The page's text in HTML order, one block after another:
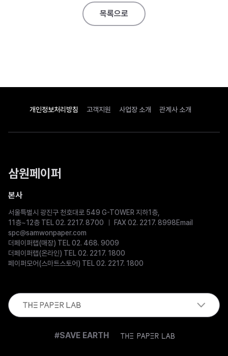
목록으로
개인정보처리방침 고객지원 사업장 소개 관계사 소개
삼원페이퍼
본사
서울특별시 광진구 천호대로 549 G-TOWER 지하1층,
11층~12층 TEL 02. 2217. 8700
FAX 02. 2217. 8998Email
spc@samwonpaper.com
더페이퍼랩(매장) TEL 02. 468. 9009
더페이퍼랩(온라인) TEL 02. 2217. 1800
페이퍼모어(스마트스토어) TEL 02. 2217. 1800
#SAVE EARTH